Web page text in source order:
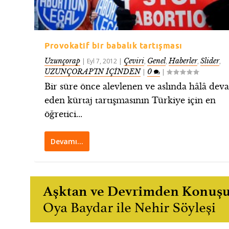
Provokatif bir babalık tartışması
Uzunçorap | Eyl 7, 2012 | Çeviri, Genel,Haberler,Slider,
UZUNÇORAP’IN İÇİNDEN| 0 |
Bir süre önce alevlenen ve aslında hâlâ
eden kürtaj tartışmasının Türkiye için en
öğretici...
Devamı…